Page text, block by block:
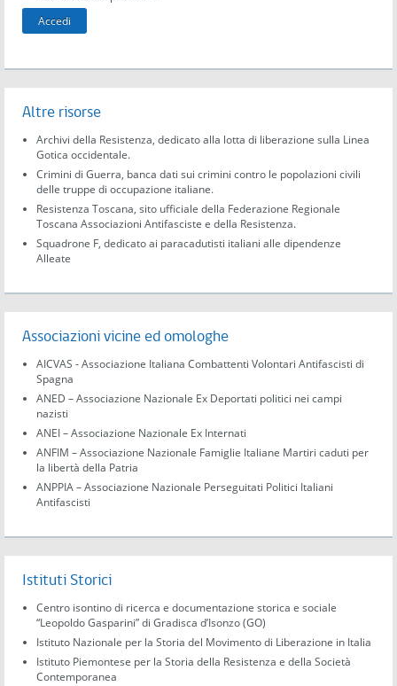
Altre risorse
Archivi della Resistenza, dedicato alla lotta di liberazione sulla Linea
Gotica occidentale.
Crimini di Guerra, banca dati sui crimini contro le popolazioni civili
delle truppe di occupazione italiane.
Resistenza Toscana, sito ufficiale della Federazione Regionale
Toscana Associazioni Antifasciste e della Resistenza.
Squadrone F, dedicato ai paracadutisti italiani alle dipendenze
Alleate
Associazioni vicine ed omologhe
AICVAS - Associazione Italiana Combattenti Volontari Antifascisti di
Spagna
ANED – Associazione Nazionale Ex Deportati politici nei campi
nazisti
ANEI – Associazione Nazionale Ex Internati
ANFIM – Associazione Nazionale Famiglie Italiane Martiri caduti per
la libertà della Patria
ANPPIA – Associazione Nazionale Perseguitati Politici Italiani
Antifascisti
Istituti Storici
Centro isontino di ricerca e documentazione storica e sociale
“Leopoldo Gasparini” di Gradisca d’Isonzo (GO)
Istituto Nazionale per la Storia del Movimento di Liberazione in Italia
Istituto Piemontese per la Storia della Resistenza e della Società
Contemporanea